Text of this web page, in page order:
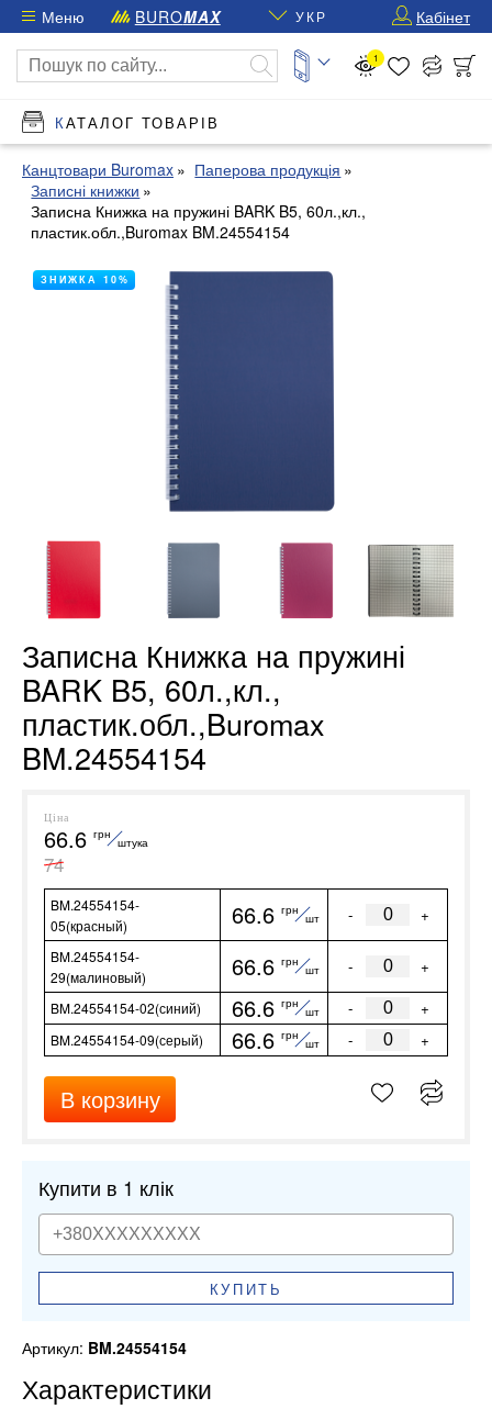
Меню BUROMAX УКР Кабінет
1
КАТАЛОГ ТОВАРІВ
Канцтовари Buromax
Паперова продукція
Записні книжки
Записна Книжка на пружині BARK B5, 60л.,кл.,
пластик.обл.,Buromax BM.24554154
ЗНИЖКА 10%
Записна Книжка на пружині
BARK B5, 60л.,кл.,
пластик.обл.,Buromax
BM.24554154
Ціна
66.6 грн
штука
74
BM.24554154-
05(красный)
66.6 грн
шт - +
BM.24554154-
29(малиновый)
66.6 грн
шт - +
BM.24554154-02(синий) 66.6 грн
шт - +
BM.24554154-09(серый) 66.6 грн
шт - +
В корзину
Купити в 1 клік
КУПИТЬ
Артикул: BM.24554154
Характеристики